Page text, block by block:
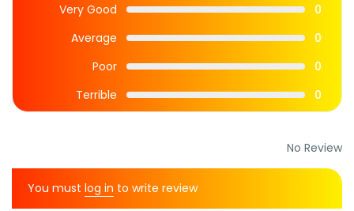
Very Good
0
Average
0
Poor
0
Terrible
0
No Review
You must log in to write review